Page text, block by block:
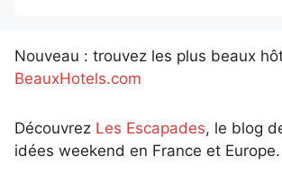
Nouveau : trouvez les plus beaux
BeauxHotels.com
Découvrez Les Escapades, le blog
idées weekend en France et Europe.